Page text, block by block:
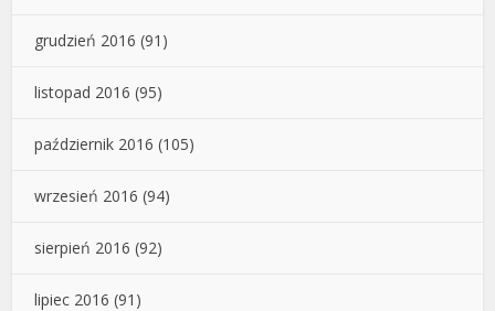
grudzień 2016 (91)
listopad 2016 (95)
październik 2016 (105)
wrzesień 2016 (94)
sierpień 2016 (92)
lipiec 2016 (91)